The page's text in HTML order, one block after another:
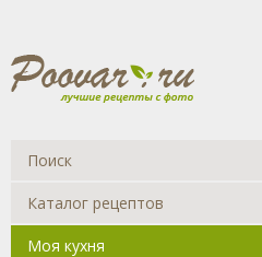
Каталог рецептов
Моя кухня